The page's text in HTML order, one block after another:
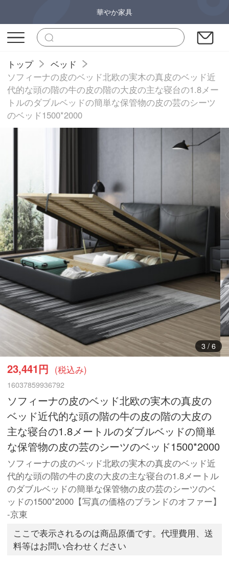
華やか家具
トップ
ベッド
ソフィーナの皮のベッド北欧の実木の真皮のベッド近
代的な頭の階の牛の皮の階の大皮の主な寝台の1.8メー
トルのダブルベッドの簡単な保管物の皮の芸のシーツ
のベッド1500*2000
3/ 6
23,441円 (税込み)
16037859936792
ソフィーナの皮のベッド北欧の実木の真皮の
ベッド近代的な頭の階の牛の皮の階の大皮の
主な寝台の1.8メートルのダブルベッドの簡単
な保管物の皮の芸のシーツのベッド1500*2000
ソフィーナの皮のベッド北欧の実木の真皮のベッド近
代的な頭の階の牛の皮の大皮の主な寝台の1.8メートル
のダブルベッドの簡単な保管物の皮の芸のシーツのベ
ッドの1500*2000【写真の価格のブランドのオファー】
-京東
ここで表示されるのは商品原価です。代理費用、送
料等はお問い合わせください